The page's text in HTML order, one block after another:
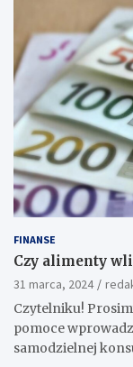
FINANSE
Czy alimenty
31 marca, 2024
Czytelniku!
pomoce
samodzielnej